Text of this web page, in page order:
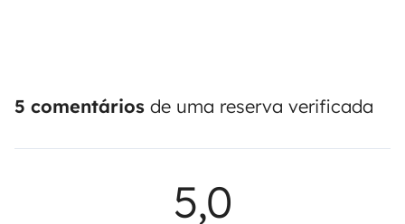
5 comentários de uma reserva verificada
5,0